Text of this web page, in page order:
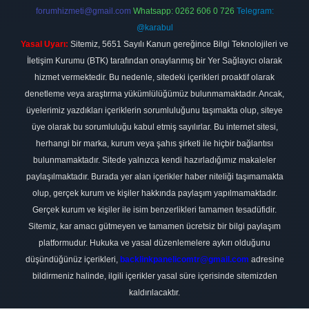
forumhizmeti@gmail.com Whatsapp: 0262 606 0 726 Telegram:
@karabul
Yasal Uyarı: Sitemiz, 5651 Sayılı Kanun gereğince Bilgi Teknolojileri ve
İletişim Kurumu (BTK) tarafından onaylanmış bir Yer Sağlayıcı olarak
hizmet vermektedir. Bu nedenle, sitedeki içerikleri proaktif olarak
denetleme veya araştırma yükümlülüğümüz bulunmamaktadır. Ancak,
üyelerimiz yazdıkları içeriklerin sorumluluğunu taşımakta olup, siteye
üye olarak bu sorumluluğu kabul etmiş sayılırlar. Bu internet sitesi,
herhangi bir marka, kurum veya şahıs şirketi ile hiçbir bağlantısı
bulunmamaktadır. Sitede yalnızca kendi hazırladığımız makaleler
paylaşılmaktadır. Burada yer alan içerikler haber niteliği taşımamakta
olup, gerçek kurum ve kişiler hakkında paylaşım yapılmamaktadır.
Gerçek kurum ve kişiler ile isim benzerlikleri tamamen tesadüfidir.
Sitemiz, kar amacı gütmeyen ve tamamen ücretsiz bir bilgi paylaşım
platformudur. Hukuka ve yasal düzenlemelere aykırı olduğunu
düşündüğünüz içerikleri, backlinkpanelicomtr@gmail.com adresine
bildirmeniz halinde, ilgili içerikler yasal süre içerisinde sitemizden
kaldırılacaktır.